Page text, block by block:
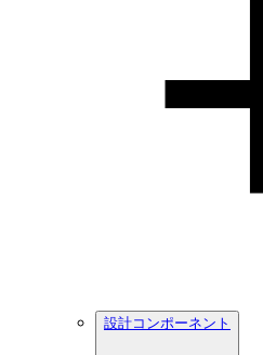
設計コンポーネント